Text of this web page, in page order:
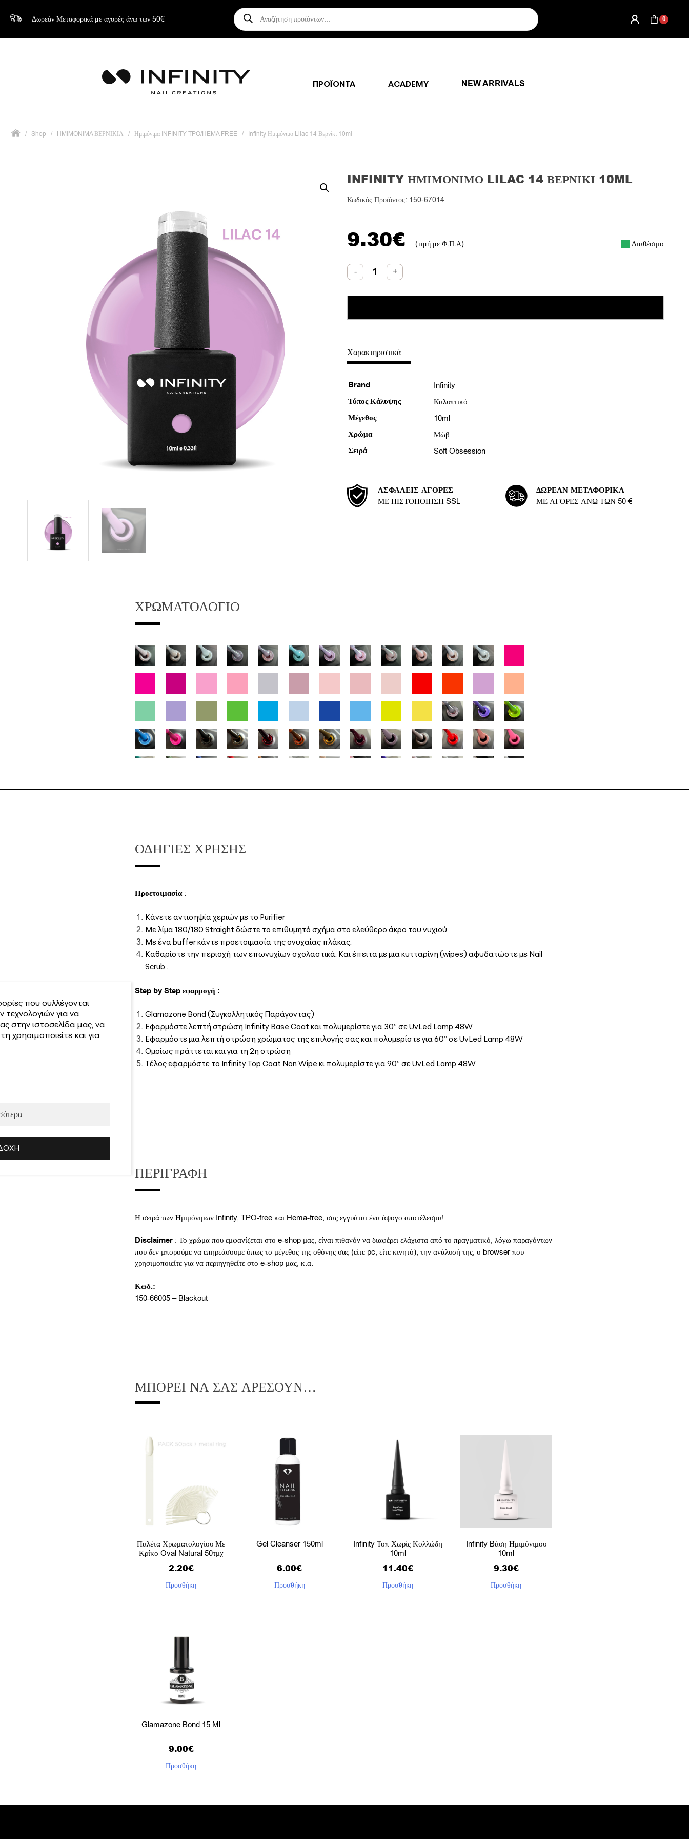
Δωρεάν Μεταφορικά με αγορές άνω των 50€
Αναζήτηση
προϊόντων 0
ΠΡΟΪΟΝΤΑ ACADEMY NEW ARRIVALS
/ Shop / HMIMONIMA ΒΕΡΝΙΚΙΑ / Ημιμόνιμα INFINITY TPO/HEMA FREE / Infinity Ημιμόνιμο Lilac 14 Βερνίκι 10ml
INFINITY ΗΜΙΜΌΝΙΜΟ LILAC 14 ΒΕΡΝΊΚΙ 10ML
Κωδικός Προϊόντος: 150-67014
9.30€ (τιμή με Φ.Π.Α) Διαθέσιμο
- Infinity
Ημιμόνιμο
ποσότητα
+
Χαρακτηριστικά
Brand Infinity
Τύπος Κάλυψης Καλυπτικό
Μέγεθος 10ml
Χρώμα Μώβ
Σειρά Soft Obsession
ΑΣΦΑΛΕΊΣ ΑΓΟΡΈΣ
ΜΕ ΠΙΣΤΟΠΟΊΗΣΗ SSL
ΔΩΡΕΆΝ ΜΕΤΑΦΟΡΙΚΆ
ΜΕ ΑΓΟΡΈΣ ΆΝΩ ΤΩΝ 50 €
ΧΡΩΜΑΤΟΛΌΓΙΟ
ΟΔΗΓΊΕΣ ΧΡΉΣΗΣ
Προετοιμασία:
Κάνετε αντισηψία χεριών με το Purifier
Με λίμα 180/180 Straight δώστε το επιθυμητό σχήμα στο ελεύθερο άκρο του νυχιού
Με ένα buffer κάντε προετοιμασία της ονυχαίας πλάκας.
Καθαρίστε την περιοχή των επωνυχίων σχολαστικά. Και έπειτα με μια κυτταρίνη (wipes) αφυδατώστε με Nail
Scrub .
Step by Step εφαρμογή :
Glamazone Bond (Συγκολλητικός Παράγοντας)
Εφαρμόστε λεπτή στρώση Infinity Base Coat και πολυμερίστε για 30’’ σε UvLed Lamp 48W
Εφαρμόστε μια λεπτή στρώση χρώματος της επιλογής σας και πολυμερίστε για 60’’ σε UvLed Lamp 48W
Ομοίως πράττεται και για τη 2η στρώση
Τέλος εφαρμόστε το Infinity Top Coat Non Wipe κι πολυμερίστε για 90’’ σε UvLed Lamp 48W
ΠΕΡΙΓΡΑΦΉ
Η σειρά των Ημιμόνιμων Infinity, TPO-free και Hema-free, σας εγγυάται ένα άψογο αποτέλεσμα!
Disclaimer : Το χρώμα που εμφανίζεται στο e-shop μας, είναι πιθανόν να διαφέρει ελάχιστα από το πραγματικό, λόγω παραγόντων
που δεν μπορούμε να επηρεάσουμε όπως το μέγεθος της οθόνης σας (είτε pc, είτε κινητό), την ανάλυσή της, ο browser που
χρησιμοποιείτε για να περιηγηθείτε στο e-shop μας, κ.α.
Κωδ.:
150-66005 – Blackout
ΜΠΟΡΕΊ ΝΑ ΣΑΣ ΑΡΈΣΟΥΝ…
Παλέτα Χρωματολογίου Με
Κρίκο Oval Natural 50τμχ
2.20€
Προσθήκη
Gel Cleanser 150ml
6.00€
Προσθήκη
Infinity Τοπ Χωρίς Κολλώδη
10ml
11.40€
Προσθήκη
Infinity Bάση Ημιμόνιμου
10ml
9.30€
Προσθήκη
Glamazone Bond 15 Ml
9.00€
Προσθήκη
που συλλέγονται
για να
στην ιστοσελίδα μας, να
χρησιμοποιείτε και για